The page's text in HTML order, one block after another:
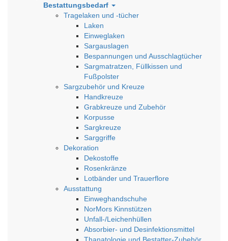
Bestattungsbedarf
Tragelaken und -tücher
Laken
Einweglaken
Sargauslagen
Bespannungen und Ausschlagtücher
Sargmatratzen, Füllkissen und
Fußpolster
Sargzubehör und Kreuze
Handkreuze
Grabkreuze und Zubehör
Korpusse
Sargkreuze
Sarggriffe
Dekoration
Dekostoffe
Rosenkränze
Lotbänder und Trauerflore
Ausstattung
Einweghandschuhe
NorMors Kinnstützen
Unfall-/Leichenhüllen
Absorbier- und Desinfektionsmittel